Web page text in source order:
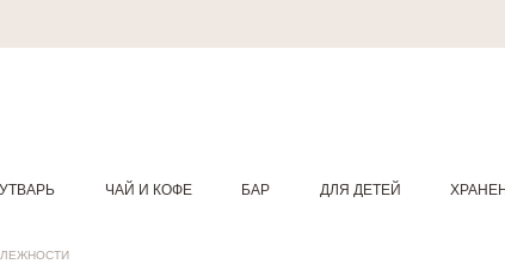
УТВАРЬ ЧАЙ И КОФЕ БАР ДЛЯ ДЕТЕЙ